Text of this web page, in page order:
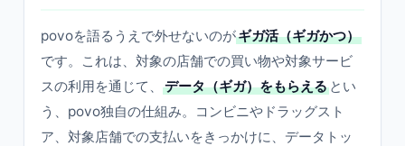
povoを語るうえで外せないのがギガ活（ギガかつ）
です。これは、対象の店舗での買い物や対象サービ
スの利用を通じて、
データ（ギガ）をもらえる とい
う、povo独自の仕組み。コンビニやドラッグスト
ア、対象店舗での支払いをきっかけに、データトッ